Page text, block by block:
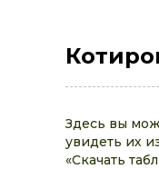
Здесь вы
увидеть их
«Скачать